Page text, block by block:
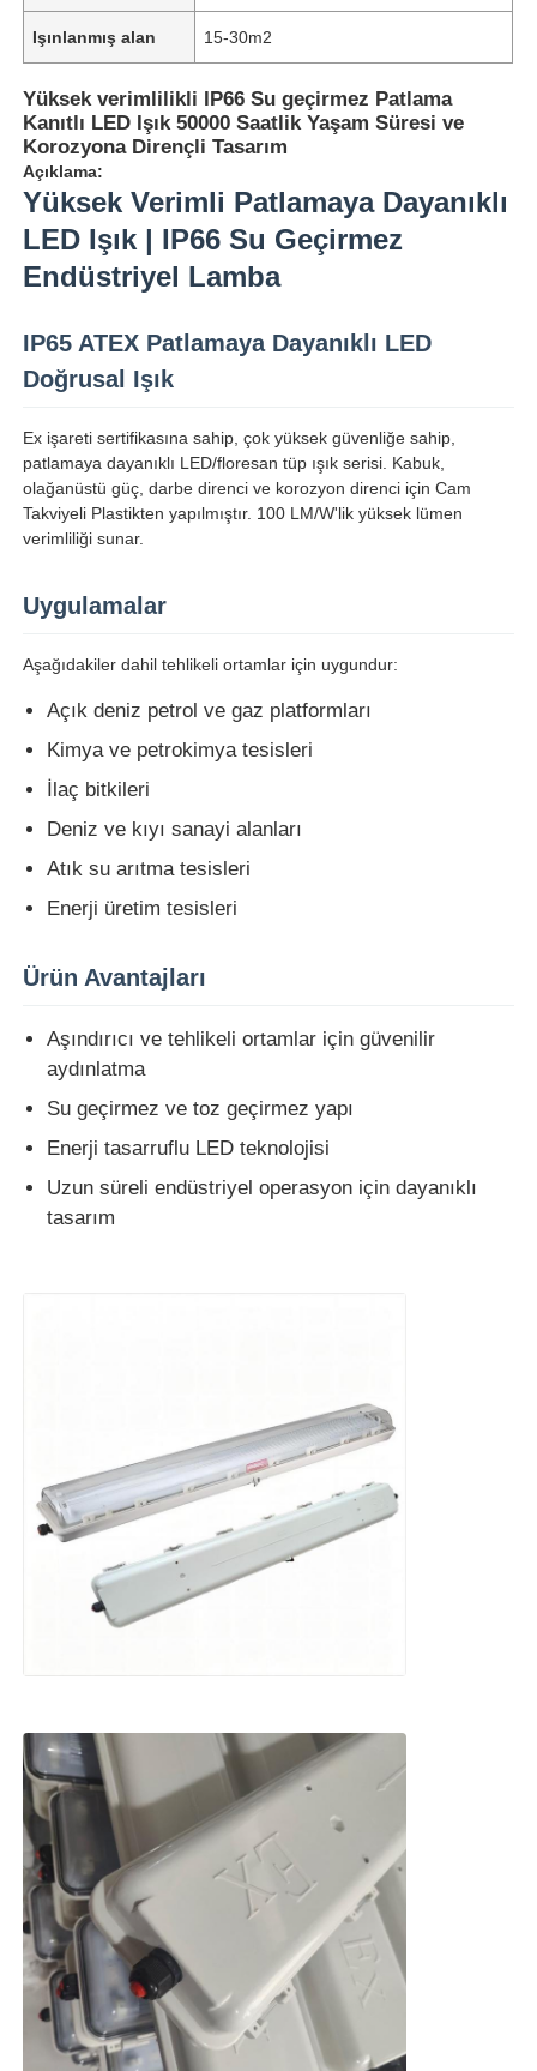
Ana sayfa
Ürünler
Hakkımızda
Fabrika turu
Kalite kontrol
Bize ulaşın
Patlamaya Dayanıklı Alarm Işığı
patlamaya dayanıklı fan
Patlamaya Dayanıklı Kutu
patlamaya dayanıklı anahtar
Patlama geçirmez kablo bezleri
patlamaya dayanıklı fiş ve priz
Işınlanmış alan 15-30m2
Yüksek verimlilikli IP66 Su geçirmez Patlama
Kanıtlı LED Işık 50000 Saatlik Yaşam Süresi ve
Korozyona Dirençli Tasarım
Açıklama:
Yüksek Verimli Patlamaya Dayanıklı
LED Işık | IP66 Su Geçirmez
Endüstriyel Lamba
IP65 ATEX Patlamaya Dayanıklı LED
Doğrusal Işık
Ex işareti sertifikasına sahip, çok yüksek güvenliğe sahip,
patlamaya dayanıklı LED/floresan tüp ışık serisi. Kabuk,
olağanüstü güç, darbe direnci ve korozyon direnci için Cam
Takviyeli Plastikten yapılmıştır. 100 LM/W'lik yüksek lümen
verimliliği sunar.
Uygulamalar
Aşağıdakiler dahil tehlikeli ortamlar için uygundur:
Açık deniz petrol ve gaz platformları
Kimya ve petrokimya tesisleri
İlaç bitkileri
Deniz ve kıyı sanayi alanları
Atık su arıtma tesisleri
Enerji üretim tesisleri
Ürün Avantajları
Aşındırıcı ve tehlikeli ortamlar için güvenilir
aydınlatma
Su geçirmez ve toz geçirmez yapı
Enerji tasarruflu LED teknolojisi
Uzun süreli endüstriyel operasyon için dayanıklı
tasarım